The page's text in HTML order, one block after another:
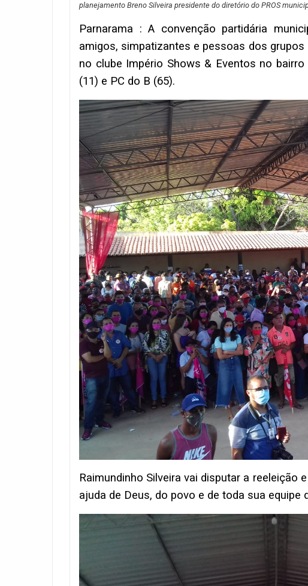
planejamento Breno Silveira presidente do diretório do PROS
Parnarama : A convenção partidária
amigos, simpatizantes e pessoas dos
no clube Império Shows & Eventos no
(11) e PC do B (65).
Raimundinho Silveira vai disputar a reeleição
ajuda de Deus, do povo e de toda sua equipe